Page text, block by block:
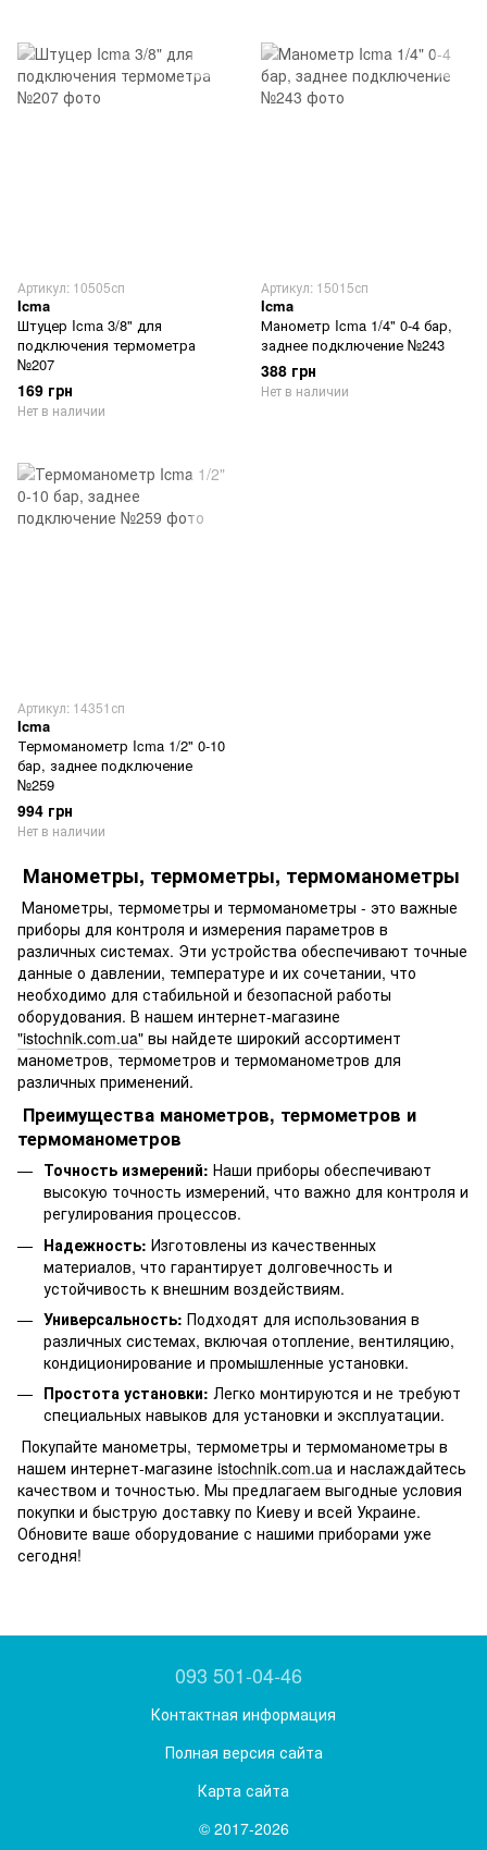
Артикул: 10505сп
Icma
Штуцер Icma 3/8" для
подключения термометра
№207
169 грн
Нет в наличии
Артикул: 15015сп
Icma
Манометр Icma 1/4" 0-4 бар,
заднее подключение №243
388 грн
Нет в наличии
Артикул: 14351сп
Icma
Термоманометр Icma 1/2" 0-10
бар, заднее подключение
№259
994 грн
Нет в наличии
Манометры, термометры, термоманометры
Манометры, термометры и термоманометры - это важные
приборы для контроля и измерения параметров в
различных системах. Эти устройства обеспечивают точные
данные о давлении, температуре и их сочетании, что
необходимо для стабильной и безопасной работы
оборудования. В нашем интернет-магазине
"istochnik.com.ua" вы найдете широкий ассортимент
манометров, термометров и термоманометров для
различных применений.
Преимущества манометров, термометров и
термоманометров
Точность измерений: Наши приборы обеспечивают
высокую точность измерений, что важно для контроля и
регулирования процессов.
Надежность: Изготовлены из качественных
материалов, что гарантирует долговечность и
устойчивость к внешним воздействиям.
Универсальность: Подходят для использования в
различных системах, включая отопление, вентиляцию,
кондиционирование и промышленные установки.
Простота установки: Легко монтируются и не требуют
специальных навыков для установки и эксплуатации.
Покупайте манометры, термометры и термоманометры в
нашем интернет-магазине istochnik.com.ua и наслаждайтесь
качеством и точностью. Мы предлагаем выгодные условия
покупки и быструю доставку по Киеву и всей Украине.
Обновите ваше оборудование с нашими приборами уже
сегодня!
093 501-04-46
Контактная информация
Полная версия сайта
Карта сайта
© 2017-2026